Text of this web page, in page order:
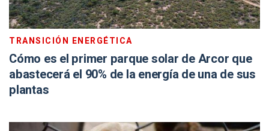
TRANSICIÓN ENERGÉTICA
Cómo es el primer parque solar de Arcor que
abastecerá el 90% de la energía de una de sus
plantas